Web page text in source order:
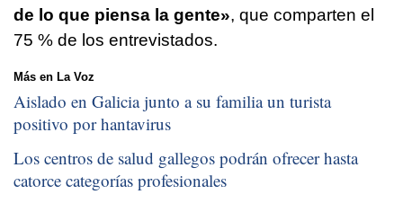
de lo que piensa la gente», que comparten el
75 % de los entrevistados.
Más en La Voz
Aislado en Galicia junto a su familia un turista
positivo por hantavirus
Los centros de salud gallegos podrán ofrecer hasta
catorce categorías profesionales